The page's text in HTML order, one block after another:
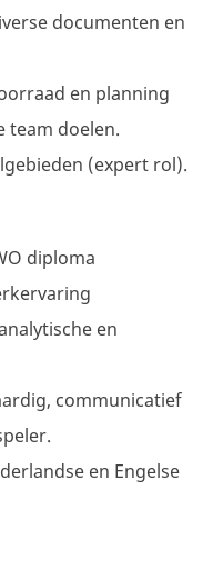
documenten en
en planning
team doelen.
(expert rol).
diploma
en
communicatief
en Engelse